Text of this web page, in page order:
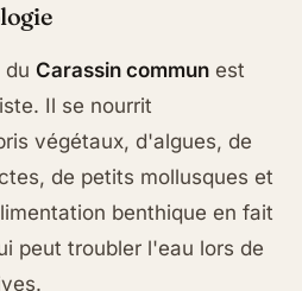
du Carassin commun est
Il se nourrit
végétaux, d'algues, de
de petits mollusques et
benthique en fait
peut troubler l'eau lors de